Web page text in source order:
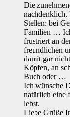
Die
nachdenklich.
Stellen: bei
Familien …
frustriert an
freundlichen
damit gar
Köpfen, an
Buch oder …
Ich wünsche
natürlich eine
lebst.
Liebe Grüße